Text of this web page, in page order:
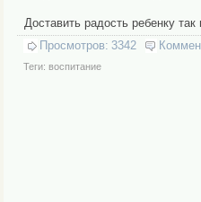
Доставить радость ребенку
Просмотров: 3342
Теги: воспитание